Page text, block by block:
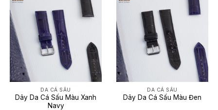
DA CÁ SẤU
Dây Da Cá Sấu Màu Xanh
Navy
DA CÁ SẤU
Dây Da Cá Sấu Màu Đen